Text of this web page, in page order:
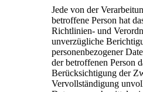
Jede von der
betroffene Person hat
Richtlinien- und
unverzügliche
personenbezogener
der betroffenen Person
Berücksichtigung der
Vervollständigung